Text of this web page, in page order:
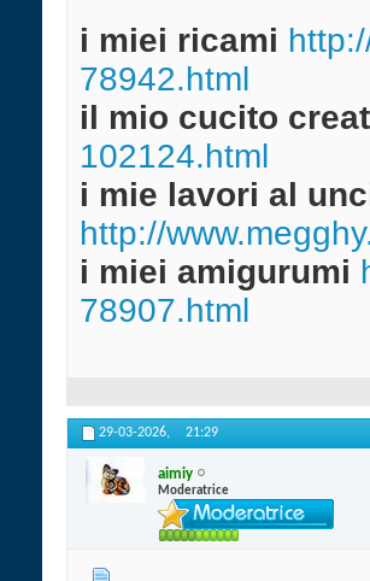
i miei ricami
78942.html
il mio cucito
102124.html
i mie lavori al
http://
i miei amigurumi
78907.html
29-03-2026, 21:29
aimiy
Moderatrice